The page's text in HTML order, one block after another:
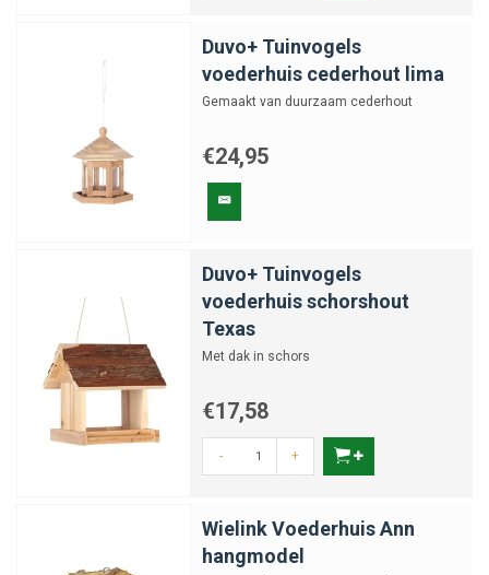
Duvo+ Tuinvogels
voederhuis cederhout lima
Gemaakt van duurzaam cederhout
€24,95
Duvo+ Tuinvogels
voederhuis schorshout
Texas
Met dak in schors
€17,58
- +
Wielink Voederhuis Ann
hangmodel